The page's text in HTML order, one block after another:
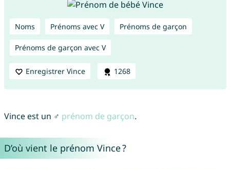
Noms Prénoms avec V Prénoms de garçon
Prénoms de garçon avec V
Enregistrer Vince 1268
Vince est un ♂ prénom de garçon.
D’où vient le prénom Vince ?